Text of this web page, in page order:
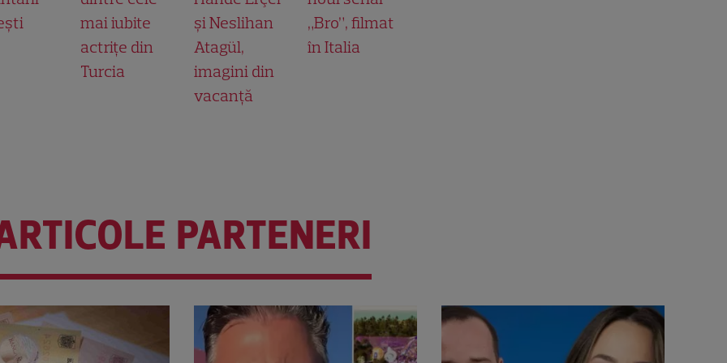
mai iubite
actrițe din
Turcia
și Neslihan
Atagül,
imagini din
vacanță
„Bro”, filmat
în Italia
PARTENERI